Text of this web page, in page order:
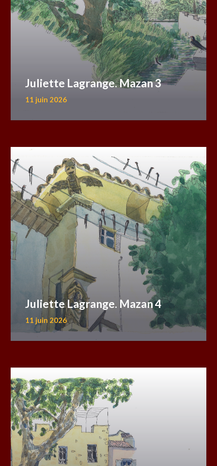
Juliette Lagrange. Mazan 3
11 juin 2026
Juliette Lagrange. Mazan 4
11 juin 2026